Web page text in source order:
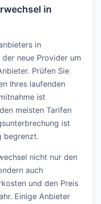
in
in
neue Provider um
Prüfen Sie
Ihres laufenden
ist
meisten Tarifen
ist
begrenzt.
nicht nur den
auch
und den Preis
Einige Anbieter